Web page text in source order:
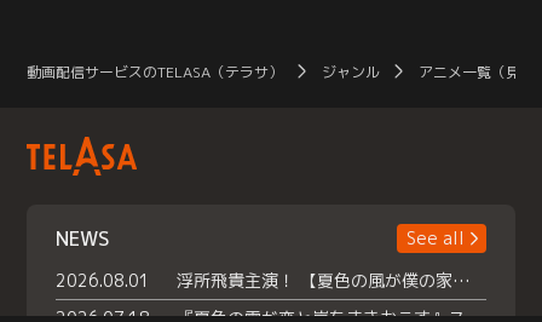
動画配信サービスのTELASA（テラサ） ジャンル アニメ一覧（見放
NEWS
See all
2026.08.01
浮所飛貴主演！ 【夏色の風が僕の家にやってきた】 本日よりテラサで独占配信スタート！